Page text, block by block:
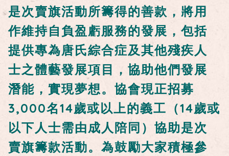
是次賣旗活動所籌得的善款，將用
作維持自負盈虧服務的發展，包括
提供專為唐氏綜合症及其他殘疾人
士之體藝發展項目，協助他們發展
潛能，實現夢想。協會現正招募
3,000名14歲或以上的義工（14歲或
以下人士需由成人陪同）協助是次
賣旗籌款活動。為鼓勵大家積極參